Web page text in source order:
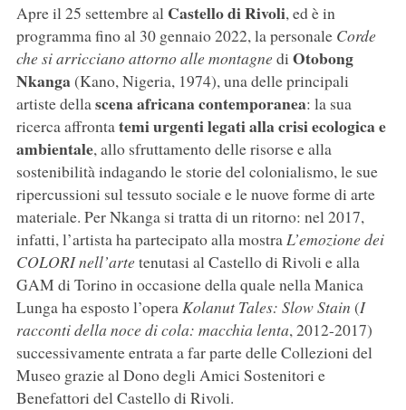
Apre il 25 settembre al Castello di Rivoli, ed è in
programma fino al 30 gennaio 2022, la personale Corde
che si arricciano attorno alle montagnedi Otobong
Nkanga(Kano, Nigeria, 1974), una delle principali
artiste dellascena africana contemporanea: la sua
ricerca affrontatemi urgenti legati alla crisi ecologica e
ambientale, allo sfruttamento delle risorse e alla
sostenibilità indagando le storie del colonialismo, le sue
ripercussioni sul tessuto sociale e le nuove forme di arte
materiale. Per Nkanga si tratta di un ritorno: nel 2017,
infatti, l’artista ha partecipato alla mostraL’emozione dei
COLORI nell’artetenutasi al Castello di Rivoli e alla
GAM di Torino in occasione della quale nella Manica
Lunga ha esposto l’operaKolanut Tales: Slow Stain (I
racconti della noce di cola: macchia lenta, 2012-2017)
successivamente entrata a far parte delle Collezioni del
Museo grazie al Dono degli Amici Sostenitori e
Benefattori del Castello di Rivoli.